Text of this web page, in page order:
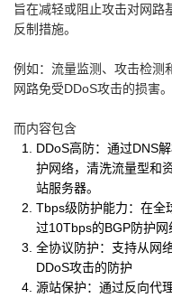
旨在减轻或阻止攻击对网路
反制措施。
例如：流量监测、攻击检测
网路免受DDoS攻击的损害。
而内容包含
DDoS高防：通过DNS
护网络，清洗流量型和
站服务器。
Tbps级防护能力：在全
过10Tbps的BGP防护网
全协议防护：支持从网
DDoS攻击的防护
源站保护：通过反向代